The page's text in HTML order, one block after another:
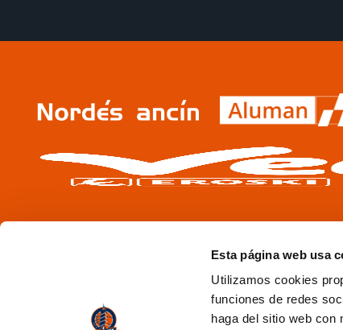
Esta página web usa
Utilizamos cookies
funciones de redes
haga del sitio web con